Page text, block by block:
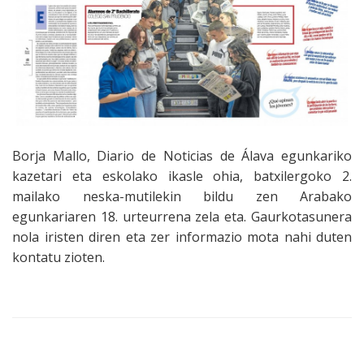
Borja Mallo, Diario de Noticias de Álava egunkariko
kazetari eta eskolako ikasle ohia, batxilergoko 2.
mailako neska-mutilekin bildu zen Arabako
egunkariaren 18. urteurrena zela eta. Gaurkotasunera
nola iristen diren eta zer informazio mota nahi duten
kontatu zioten.